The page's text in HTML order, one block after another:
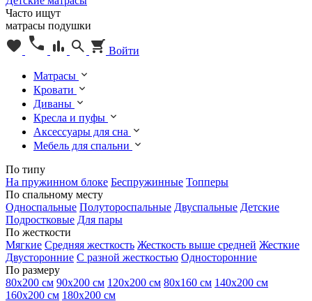
Часто ищут
матрасы подушки
Войти
Матрасы
Кровати
Диваны
Кресла и пуфы
Аксессуары для сна
Мебель для спальни
По типу
На пружинном блоке Беспружинные Топперы
По спальному месту
Односпальные Полутороспальные Двуспальные Детские
Подростковые Для пары
По жесткости
Мягкие Средняя жесткость Жесткость выше средней Жесткие
Двусторонние С разной жесткостью Односторонние
По размеру
80х200 см 90х200 см 120х200 см 80х160 см 140х200 см
160х200 см 180х200 см